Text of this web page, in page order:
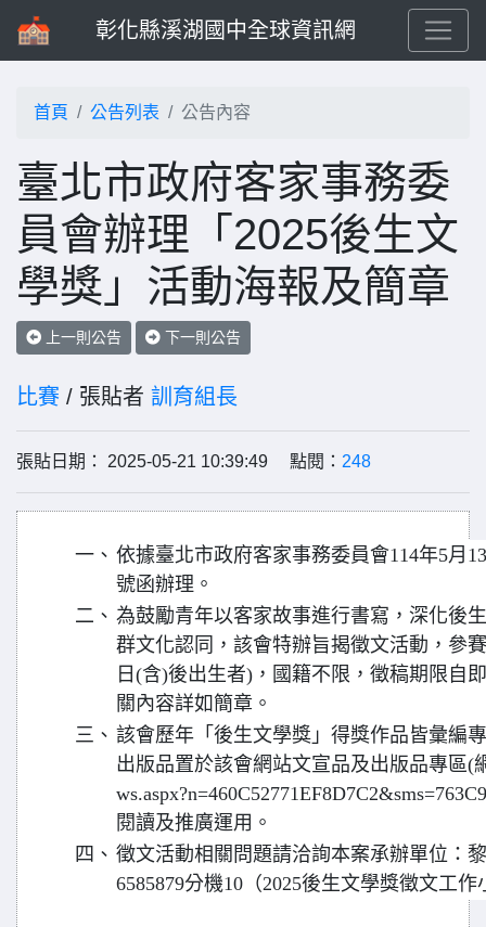
彰化縣溪湖國中全球資訊網
首頁 公告列表 公告內容
臺北市政府客家事務委
員會辦理「2025後生文
學獎」活動海報及簡章
上一則公告 下一則公告
比賽 / 張貼者 訓育組長
張貼日期： 2025-05-21 10:39:49 點閱： 248
一、 依據臺北市政府客家事務委員會114年5月
號函辦理。
二、 為鼓勵青年以客家故事進行書寫，深化後
群文化認同，該會特辦旨揭徵文活動，參
日(含)後出生者)，國籍不限，徵稿期限自
關內容詳如簡章。
三、 該會歷年「後生文學獎」得獎作品皆彙編
出版品置於該會網站文宣品及出版品專區(
閱讀及推廣運用。
四、 徵文活動相關問題請洽詢本案承辦單位：
6585879分機10（2025後生文學獎徵文工作